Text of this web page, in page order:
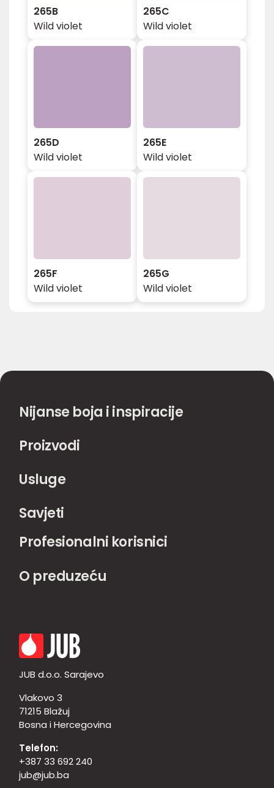
265B
Wild violet
265C
Wild violet
265D
Wild violet
265E
Wild violet
265F
Wild violet
265G
Wild violet
Nijanse boja i inspiracije
Proizvodi
Usluge
Savjeti
Profesionalni korisnici
O preduzeću
JUB d.o.o. Sarajevo
Vlakovo 3
71215 Blažuj
Bosna i Hercegovina
Telefon:
+387 33 692 240
jub@jub.ba